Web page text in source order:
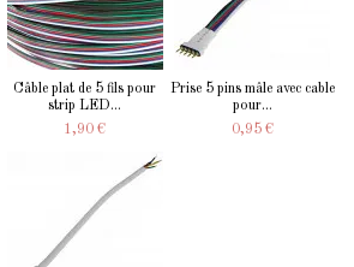
Câble plat de 5 fils pour
strip LED...
1,90 €
Prise 5 pins mâle avec cable
pour...
0,95 €